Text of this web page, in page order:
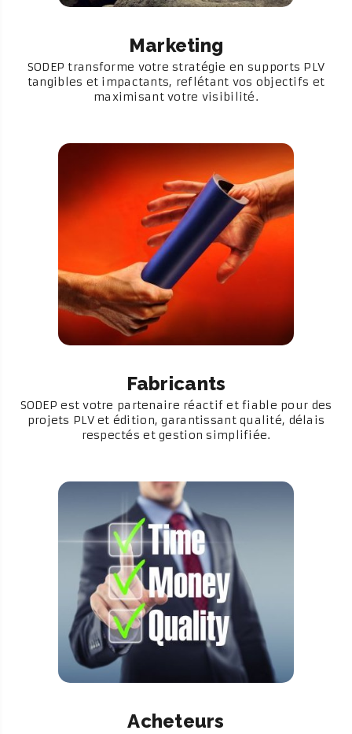
Marketing
SODEP transforme votre stratégie en supports PLV
tangibles et impactants, reflétant vos objectifs et
maximisant votre visibilité.
Fabricants
SODEP est votre partenaire réactif et fiable pour des
projets PLV et édition, garantissant qualité, délais
respectés et gestion simplifiée.
Acheteurs